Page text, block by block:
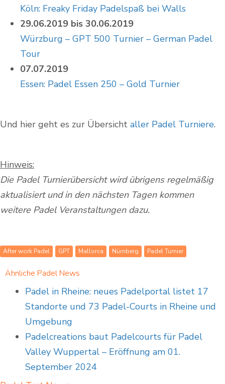
Köln: Freaky Friday Padelspaß bei Walls
29.06.2019 bis 30.06.2019
Würzburg – GPT 500 Turnier – German Padel
Tour
07.07.2019
Essen: Padel Essen 250 – Gold Turnier
Und hier geht es zur Übersicht aller Padel Turniere.
Hinweis:
Die Padel Turnierübersicht wird übrigens regelmäßig
aktualisiert und in den nächsten Tagen kommen
weitere Padel Veranstaltungen dazu.
After work Padel GPT Mallorca Nürnberg Padel Turnier
Ähnliche Padel News
Padel in Rheine: neues Padelportal listet 17
Standorte und 73 Padel-Courts in Rheine und
Umgebung
Padelcreations baut Padelcourts für Padel
Valley Wuppertal – Eröffnung am 01.
September 2024